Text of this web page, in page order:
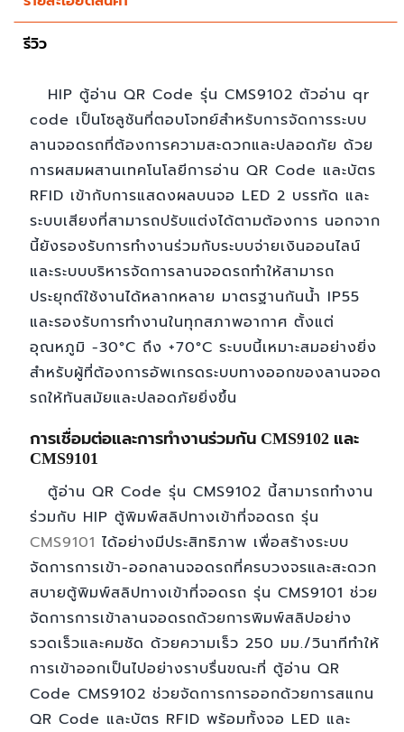
รีวิว
HIP ตู้อ่าน QR Code รุ่น CMS9102 ตัวอ่าน qr
code เป็นโซลูชันที่ตอบโจทย์สำหรับการจัดการระบบ
ลานจอดรถที่ต้องการความสะดวกและปลอดภัย ด้วย
การผสมผสานเทคโนโลยีการอ่าน QR Code และบัตร
RFID เข้ากับการแสดงผลบนจอ LED 2 บรรทัด และ
ระบบเสียงที่สามารถปรับแต่งได้ตามต้องการ นอกจาก
นี้ยังรองรับการทำงานร่วมกับระบบจ่ายเงินออนไลน์
และระบบบริหารจัดการลานจอดรถทำให้สามารถ
ประยุกต์ใช้งานได้หลากหลาย มาตรฐานกันน้ำ IP55
และรองรับการทำงานในทุกสภาพอากาศ ตั้งแต่
อุณหภูมิ -30°C ถึง +70°C ระบบนี้เหมาะสมอย่างยิ่ง
สำหรับผู้ที่ต้องการอัพเกรดระบบทางออกของลานจอด
รถให้ทันสมัยและปลอดภัยยิ่งขึ้น
การเชื่อมต่อและการทำงานร่วมกัน CMS9102 และ
CMS9101
ตู้อ่าน QR Code รุ่น CMS9102 นี้สามารถทำงาน
ร่วมกับ HIP ตู้พิมพ์สลิปทางเข้าที่จอดรถ รุ่น
CMS9101 ได้อย่างมีประสิทธิภาพ เพื่อสร้างระบบ
จัดการการเข้า-ออกลานจอดรถที่ครบวงจรและสะดวก
สบายตู้พิมพ์สลิปทางเข้าที่จอดรถ รุ่น CMS9101 ช่วย
จัดการการเข้าลานจอดรถด้วยการพิมพ์สลิปอย่าง
รวดเร็วและคมชัด ด้วยความเร็ว 250 มม./วินาทีทำให้
การเข้าออกเป็นไปอย่างราบรื่นขณะที่ ตู้อ่าน QR
Code CMS9102 ช่วยจัดการการออกด้วยการสแกน
QR Code และบัตร RFID พร้อมทั้งจอ LED และ